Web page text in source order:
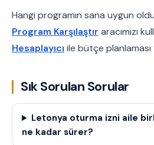
Hangi programın sana uygun
Program Karşılaştır aracımızı
Hesaplayıcı ile bütçe
Sık Sorulan Sorular
Letonya oturma izni aile
ne kadar sürer?